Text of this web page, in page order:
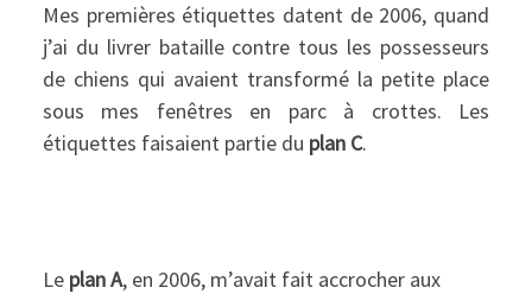
Mes premières étiquettes datent de 2006, quand
j’ai du livrer bataille contre tous les possesseurs
de chiens qui avaient transformé la petite place
sous mes fenêtres en parc à crottes. Les
étiquettes faisaient partie du plan C.
Le plan A, en 2006, m’avait fait accrocher aux